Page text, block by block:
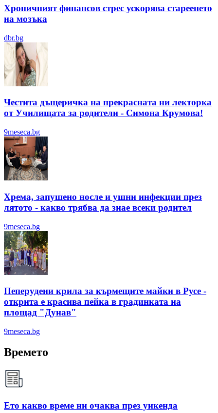
Хроничният финансов стрес ускорява стареенето
на мозъка
dbr.bg
Честита дъщеричка на прекрасната ни лекторка
от Училищата за родители - Симона Крумова!
9meseca.bg
Хрема, запушено носле и ушни инфекции през
лятотo - какво трябва да знае всеки родител
9meseca.bg
Пеперудени крила за кърмещите майки в Русе -
открита е красива пейка в градинката на
площад "Дунав"
9meseca.bg
Времето
Ето какво време ни очаква през уикенда